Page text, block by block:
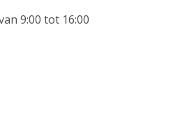
9:00 tot 16:00